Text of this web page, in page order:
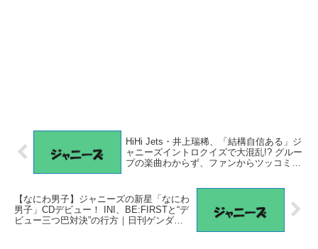
HiHi Jets・井上瑞稀、「結構自信ある」ジ
ャニーズイントロクイズで大混乱!? グルー
プの楽曲わからず、ファンからツッコミ –
【なにわ男子】ジャニーズの新星「なにわ
男子」CDデビュー！ INI、BE:FIRSTと“デ
ビュー三つ巴対決”の行方｜日刊ゲンダイ